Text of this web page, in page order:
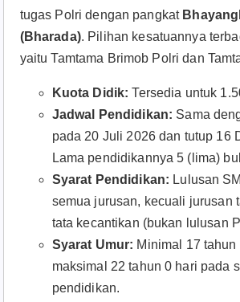
tugas Polri dengan pangkat
(Bharada). Pilihan kesatuannya
yaitu Tamtama Brimob Polri dan
Kuota Didik: Tersedia untuk
Jadwal Pendidikan: Sama
pada 20 Juli 2026 dan tutup 16
Lama pendidikannya 5 (lima)
Syarat Pendidikan: Lulusan
semua jurusan, kecuali jurusan
tata kecantikan (bukan lulusan
Syarat Umur: Minimal 17
maksimal 22 tahun 0 hari pada
pendidikan.